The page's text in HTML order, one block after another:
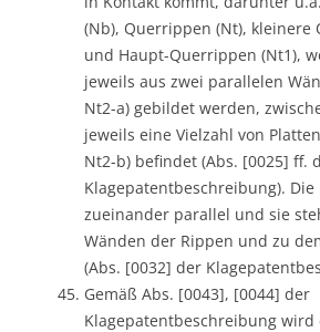
(Nb), Querrippen (Nt), kleinere
und Haupt-Querrippen (Nt1),
jeweils aus zwei parallelen
Nt2-a) gebildet werden,
jeweils eine Vielzahl von
Nt2-b) befindet (Abs. [0025] ff.
Klagepatentbeschreibung). Die
zueinander parallel und sie
Wänden der Rippen und zu
(Abs. [0032] der
Gemäß Abs. [0043], [0044] der
Klagepatentbeschreibung